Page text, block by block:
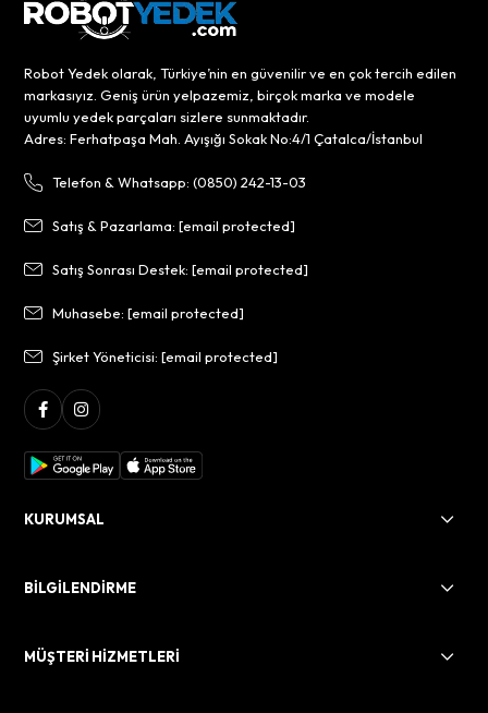
Robot Yedek olarak, Türkiye’nin en güvenilir ve en çok tercih edilen
markasıyız. Geniş ürün yelpazemiz, birçok marka ve modele
uyumlu yedek parçaları sizlere sunmaktadır.
Adres: Ferhatpaşa Mah. Ayışığı Sokak No:4/1 Çatalca/İstanbul
Telefon & Whatsapp: (0850) 242-13-03
Satış & Pazarlama:[email protected]
Satış Sonrası Destek:[email protected]
Muhasebe:[email protected]
Şirket Yöneticisi:[email protected]
KURUMSAL
BİLGİLENDİRME
MÜŞTERİ HİZMETLERİ